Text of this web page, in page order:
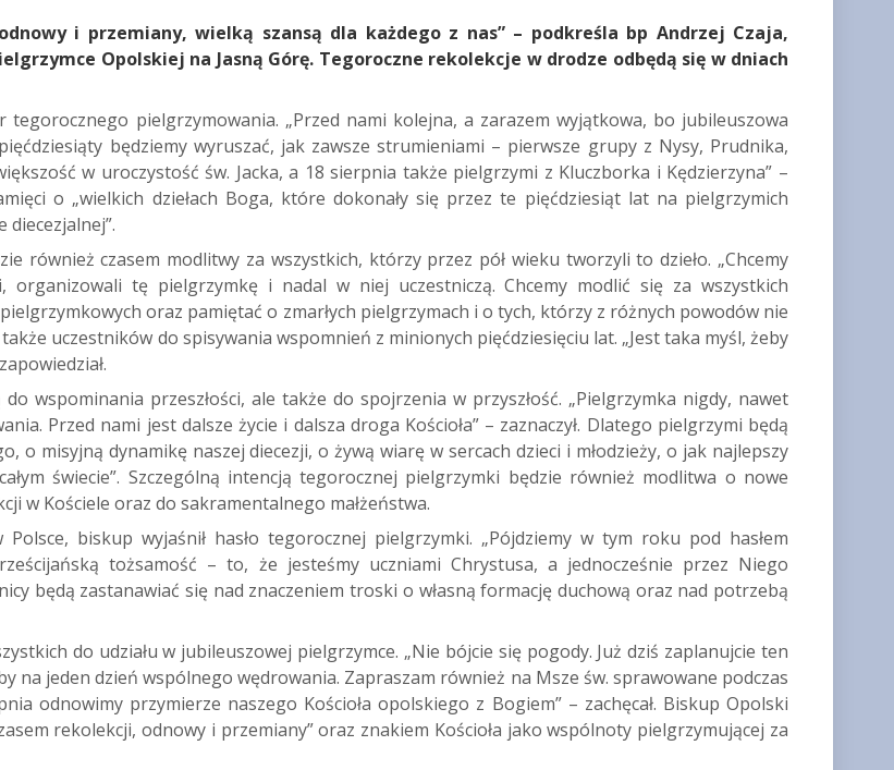
i przemiany, wielką szansą dla każdego z nas” – podkreśla bp Andrzej Czaja,
Opolskiej na Jasną Górę. Tegoroczne rekolekcje w drodze odbędą się w dniach
tegorocznego pielgrzymowania. „Przed nami kolejna, a zarazem wyjątkowa, bo jubileuszowa
będziemy wyruszać, jak zawsze strumieniami – pierwsze grupy z Nysy, Prudnika,
w uroczystość św. Jacka, a 18 sierpnia także pielgrzymi z Kluczborka i Kędzierzyna” –
o „wielkich dziełach Boga, które dokonały się przez te pięćdziesiąt lat na pielgrzymich
diecezjalnej”.
również czasem modlitwy za wszystkich, którzy przez pół wieku tworzyli to dzieło. „Chcemy
tę pielgrzymkę i nadal w niej uczestniczą. Chcemy modlić się za wszystkich
oraz pamiętać o zmarłych pielgrzymach i o tych, którzy z różnych powodów nie
uczestników do spisywania wspomnień z minionych pięćdziesięciu lat. „Jest taka myśl, żeby
wspominania przeszłości, ale także do spojrzenia w przyszłość. „Pielgrzymka nigdy, nawet
Przed nami jest dalsze życie i dalsza droga Kościoła” – zaznaczył. Dlatego pielgrzymi będą
o misyjną dynamikę naszej diecezji, o żywą wiarę w sercach dzieci i młodzieży, o jak najlepszy
świecie”. Szczególną intencją tegorocznej pielgrzymki będzie również modlitwa o nowe
w Kościele oraz do sakramentalnego małżeństwa.
biskup wyjaśnił hasło tegorocznej pielgrzymki. „Pójdziemy w tym roku pod hasłem
tożsamość – to, że jesteśmy uczniami Chrystusa, a jednocześnie przez Niego
będą zastanawiać się nad znaczeniem troski o własną formację duchową oraz nad potrzebą
do udziału w jubileuszowej pielgrzymce. „Nie bójcie się pogody. Już dziś zaplanujcie ten
na jeden dzień wspólnego wędrowania. Zapraszam również na Msze św. sprawowane podczas
odnowimy przymierze naszego Kościoła opolskiego z Bogiem” – zachęcał. Biskup Opolski
rekolekcji, odnowy i przemiany” oraz znakiem Kościoła jako wspólnoty pielgrzymującej za